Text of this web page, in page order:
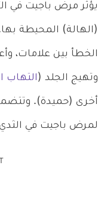
يؤثر مرض باجيت في
(الهالة) المحيطة
الخطأ بين علامات،
وتهيج الجلد ( التهاب
أخرى (حميدة).
لمرض باجيت في